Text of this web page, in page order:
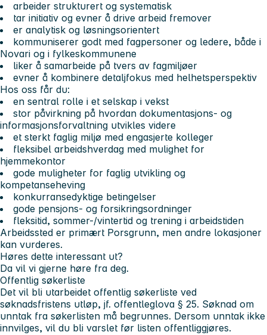
arbeider strukturert og systematisk
tar initiativ og evner å drive arbeid fremover
er analytisk og løsningsorientert
kommuniserer godt med fagpersoner og ledere, både i
Novari og i fylkeskommunene
liker å samarbeide på tvers av fagmiljøer
evner å kombinere detaljfokus med helhetsperspektiv
Hos oss får du:
en sentral rolle i et selskap i vekst
stor påvirkning på hvordan dokumentasjons- og
informasjonsforvaltning utvikles videre
et sterkt faglig miljø med engasjerte kolleger
fleksibel arbeidshverdag med mulighet for
hjemmekontor
gode muligheter for faglig utvikling og
kompetanseheving
konkurransedyktige betingelser
gode pensjons- og forsikringsordninger
fleksitid, sommer-/vintertid og trening i arbeidstiden
Arbeidssted er primært Porsgrunn, men andre lokasjoner
kan vurderes.
Høres dette interessant ut?
Da vil vi gjerne høre fra deg.
Offentlig søkerliste
Det vil bli utarbeidet offentlig søkerliste ved
søknadsfristens utløp, jf. offentleglova § 25. Søknad om
unntak fra søkerlisten må begrunnes. Dersom unntak ikke
innvilges, vil du bli varslet før listen offentliggjøres.